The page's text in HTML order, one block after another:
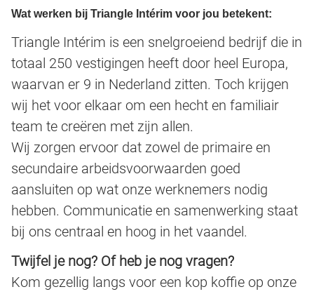
Wat werken bij Triangle Intérim voor jou betekent:
Triangle Intérim is een snelgroeiend bedrijf die in
totaal 250 vestigingen heeft door heel Europa,
waarvan er 9 in Nederland zitten. Toch krijgen
wij het voor elkaar om een hecht en familiair
team te creëren met zijn allen.
Wij zorgen ervoor dat zowel de primaire en
secundaire arbeidsvoorwaarden goed
aansluiten op wat onze werknemers nodig
hebben. Communicatie en samenwerking staat
bij ons centraal en hoog in het vaandel.
Twijfel je nog? Of heb je nog vragen?
Kom gezellig langs voor een kop koffie op onze